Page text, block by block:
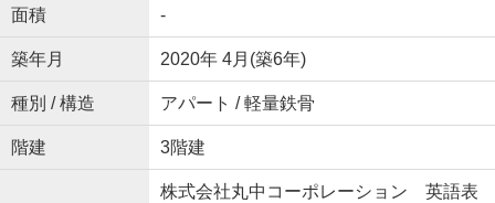
面積 -
築年月 2020年 4月(築6年)
種別 / 構造 アパート / 軽量鉄骨
階建 3階建
株式会社丸中コーポレーション 英語表